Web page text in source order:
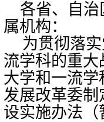
各省、自
属机构：
为贯彻落
流学科的重
大学和一流
发展改革委
设实施办法